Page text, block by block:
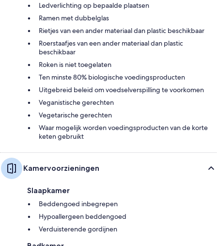
Ledverlichting op bepaalde plaatsen
Ramen met dubbelglas
Rietjes van een ander materiaal dan plastic beschikbaar
Roerstaafjes van een ander materiaal dan plastic
beschikbaar
Roken is niet toegelaten
Ten minste 80% biologische voedingsproducten
Uitgebreid beleid om voedselverspilling te voorkomen
Veganistische gerechten
Vegetarische gerechten
Waar mogelijk worden voedingsproducten van de korte
keten gebruikt
Kamervoorzieningen
Slaapkamer
Beddengoed inbegrepen
Hypoallergeen beddengoed
Verduisterende gordijnen